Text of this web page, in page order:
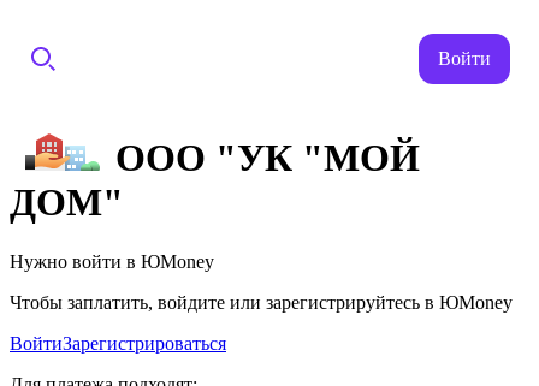
Войти
ООО "УК "МОЙ
ДОМ"
Нужно войти в ЮMoney
Чтобы заплатить, войдите или зарегистрируйтесь в ЮMoney
ВойтиЗарегистрироваться